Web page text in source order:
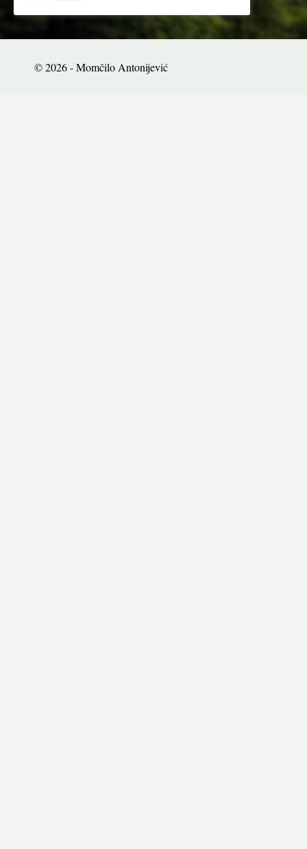
© 2026 - Momčilo Antonijević